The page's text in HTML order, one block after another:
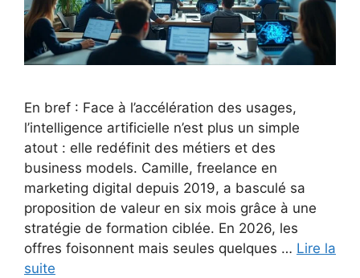
En bref : Face à l’accélération des usages,
l’intelligence artificielle n’est plus un simple
atout : elle redéfinit des métiers et des
business models. Camille, freelance en
marketing digital depuis 2019, a basculé sa
proposition de valeur en six mois grâce à une
stratégie de formation ciblée. En 2026, les
offres foisonnent mais seules quelques … Lire la
suite